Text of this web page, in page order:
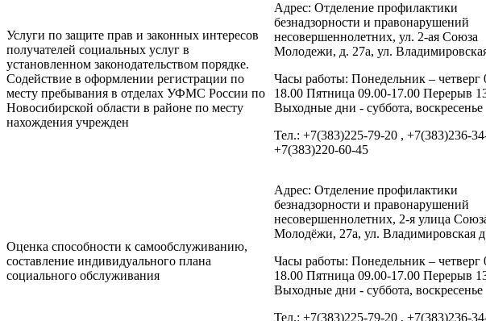
Услуги по защите прав и законных интересов
получателей социальных услуг в
установленном законодательством порядке.
Содействие в оформлении регистрации по
месту пребывания в отделах УФМС России по
Новосибирской области в районе по месту
нахождения учрежден
Адрес: Отделение профилактики
безнадзорности и правонарушений
несовершеннолетних, ул. 2-ая Союза
Молодежи, д. 27а, ул.
Часы работы: Понедельник – четверг
18.00 Пятница 09.00-17.00 Перерыв
Выходные дни - суббота, воскресенье
Тел.: +7(383)225-79-20 , +7(383)236-
+7(383)220-60-45
Оценка способности к самообслуживанию,
составление индивидуального плана
социального обслуживания
Адрес: Отделение профилактики
безнадзорности и правонарушений
несовершеннолетних, 2-я улица
Молодёжи, 27а, ул. Владимировская
Часы работы: Понедельник – четверг
18.00 Пятница 09.00-17.00 Перерыв
Выходные дни - суббота, воскресенье
Тел.: +7(383)225-79-20 , +7(383)236-